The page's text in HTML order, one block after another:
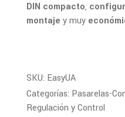
DIN compacto,
montaje y muy
SKU: EasyUA
Categorías: Pasarelas-
Regulación y Control